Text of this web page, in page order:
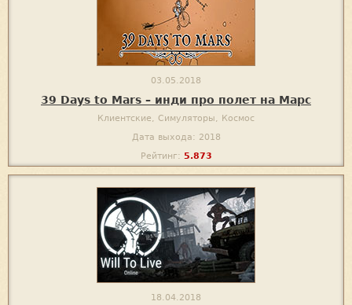
03.05.2018
39 Days to Mars – инди про полет на Марс
Клиентские, Симуляторы, Космос
Дата выхода: 2018
Рейтинг: 5.873
18.04.2018